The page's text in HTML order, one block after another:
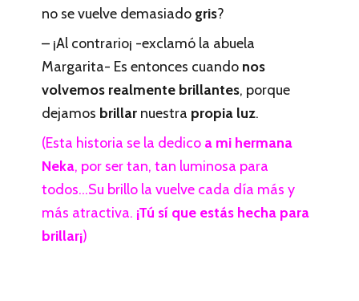
no se vuelve demasiado gris?
– ¡Al contrario¡ -exclamó la abuela
Margarita- Es entonces cuando nos
volvemos realmente brillantes, porque
dejamos brillar nuestra propia luz.
(Esta historia se la dedico a mi hermana
Neka, por ser tan, tan luminosa para
todos…Su brillo la vuelve cada día más y
más atractiva. ¡Tú sí que estás hecha para
brillar¡)